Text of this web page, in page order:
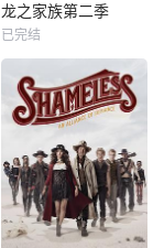
龙之家族第二季
已完结